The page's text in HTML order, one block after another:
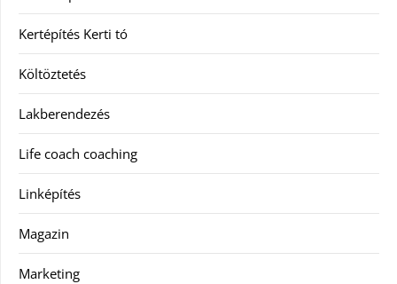
Kertépítés Kerti tó
Költöztetés
Lakberendezés
Life coach coaching
Linképítés
Magazin
Marketing